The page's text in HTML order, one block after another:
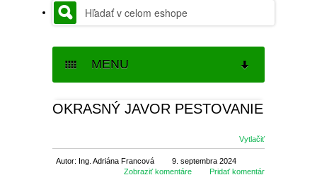
MENU
SEMENÁ
SEMENÁ BALKÓNOVÝCH
JARNÉ CIBUĽOVINY
BALKÓNOVÉ
OKRASNÝ JAVOR PESTOVANIE
Vytlačiť
Autor: Ing. Adriána Francová
9. septembra 2024
Pridať komentár
Zobraziť komentáre